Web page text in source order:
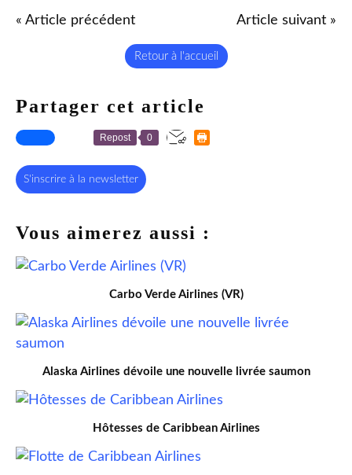
« Article précédent Article suivant »
Retour à l'accueil
Partager cet article
Repost 0
S'inscrire à la newsletter
Vous aimerez aussi :
Carbo Verde Airlines (VR)
Alaska Airlines dévoile une nouvelle livrée saumon
Hôtesses de Caribbean Airlines